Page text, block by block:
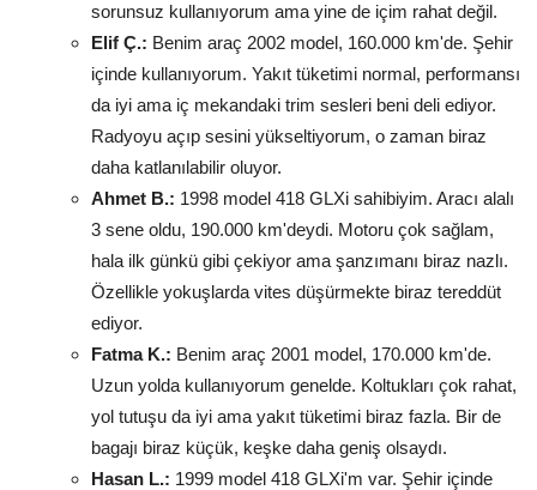
sorunsuz kullanıyorum ama yine de içim rahat değil.
Elif Ç.: Benim araç 2002 model, 160.000 km'de. Şehir
içinde kullanıyorum. Yakıt tüketimi normal, performansı
da iyi ama iç mekandaki trim sesleri beni deli ediyor.
Radyoyu açıp sesini yükseltiyorum, o zaman biraz
daha katlanılabilir oluyor.
Ahmet B.: 1998 model 418 GLXi sahibiyim. Aracı alalı
3 sene oldu, 190.000 km'deydi. Motoru çok sağlam,
hala ilk günkü gibi çekiyor ama şanzımanı biraz nazlı.
Özellikle yokuşlarda vites düşürmekte biraz tereddüt
ediyor.
Fatma K.: Benim araç 2001 model, 170.000 km'de.
Uzun yolda kullanıyorum genelde. Koltukları çok rahat,
yol tutuşu da iyi ama yakıt tüketimi biraz fazla. Bir de
bagajı biraz küçük, keşke daha geniş olsaydı.
Hasan L.: 1999 model 418 GLXi'm var. Şehir içinde